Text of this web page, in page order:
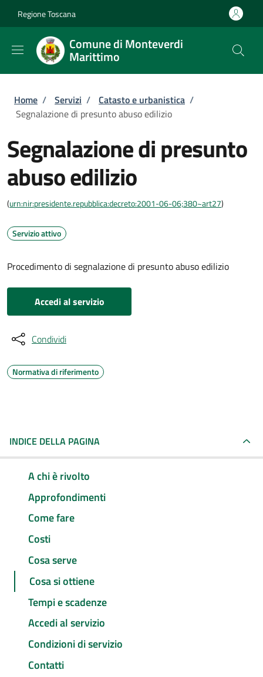
Regione Toscana
Comune di Monteverdi
Marittimo
Briciole di pane
Home / Servizi / Catasto e urbanistica /
Segnalazione di presunto abuso edilizio
Segnalazione di presunto
abuso edilizio
(urn:nir:presidente.repubblica:decreto:2001-06-06;380~art27)
Servizio attivo
Procedimento di segnalazione di presunto abuso edilizio
Accedi al servizio
Condividi
Normativa di riferimento
INDICE DELLA PAGINA
A chi è rivolto
Approfondimenti
Come fare
Costi
Cosa serve
Cosa si ottiene
Tempi e scadenze
Accedi al servizio
Condizioni di servizio
Contatti